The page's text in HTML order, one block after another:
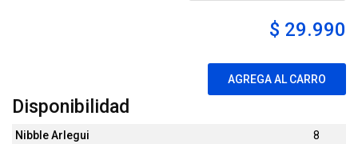
$ 29.990
AGREGA AL CARRO
Disponibilidad
Nibble Arlegui
8